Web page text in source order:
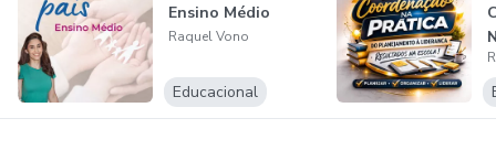
É palestrante na área da educação e movimenta as redes
sociais para cuidar de levar informação importante todos os
dias para coordenadores pedagógicos.
Ensino Médio
Raquel Vono
Educacional